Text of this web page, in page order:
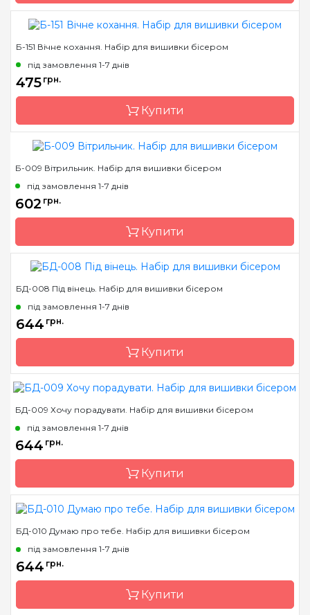
Розмір
18х18
Бренд
Магия канвы
Країна виробник
Зашивання
габардин, дубльований
флізеліном
Розмір
32х38,5
Б-151 Вічне кохання. Набір для вишивки бісером
під замовлення 1-7 днів
475 грн.
Купити
Бренд
Країна виробник
Зашивання
габардин, дубльований
флізеліном
Розмір
48х31 см
Б-009 Вітрильник. Набір для вишивки бісером
під замовлення 1-7 днів
602 грн.
Купити
Бренд
Магия канвы
Країна виробник
габардин, дубльований
флізеліном
Розмір
30х26
БД-008 Під вінець. Набір для вишивки бісером
під замовлення 1-7 днів
644 грн.
Купити
Бренд
Магия канвы
Країна виробник
габардин, дубльований
флізеліном
Розмір
27х27 см
БД-009 Хочу порадувати. Набір для вишивки бісером
під замовлення 1-7 днів
644 грн.
Купити
Бренд
Магия канвы
Країна виробник
Зашивання
габардин, дубльований
флізеліном
БД-010 Думаю про тебе. Набір для вишивки бісером
під замовлення 1-7 днів
644 грн.
Купити